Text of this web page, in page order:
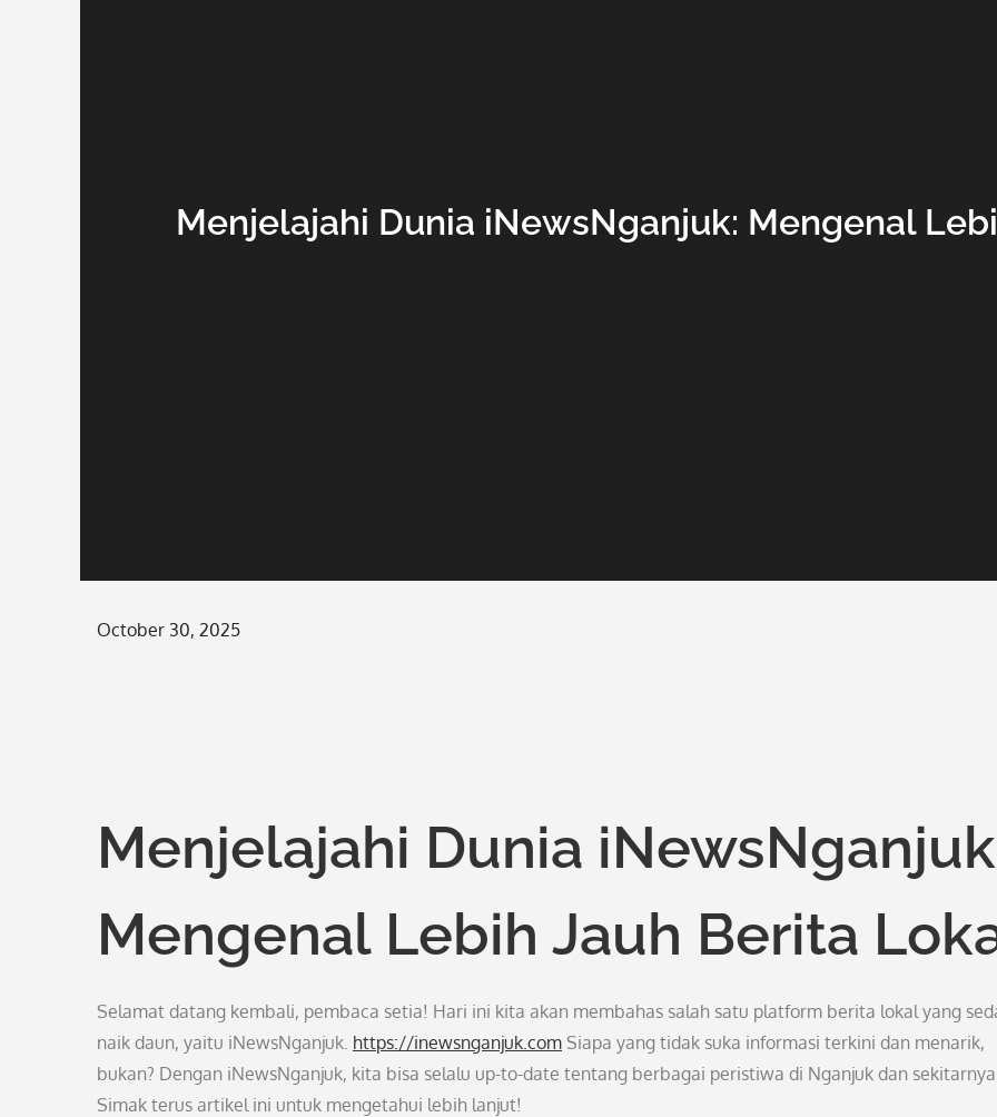
Menjelajahi Dunia iNewsNganjuk: Mengenal
Posted
October 30, 2025
Menjelajahi Dunia
Mengenal Lebih Jauh Berita
Selamat datang kembali, pembaca setia! Hari ini kita akan membahas salah satu platform berita lokal yang
naik daun, yaitu iNewsNganjuk. https://inewsnganjuk.com Siapa yang tidak suka informasi terkini dan menarik,
bukan? Dengan iNewsNganjuk, kita bisa selalu up-to-date tentang berbagai peristiwa di Nganjuk dan
Simak terus artikel ini untuk mengetahui lebih lanjut!